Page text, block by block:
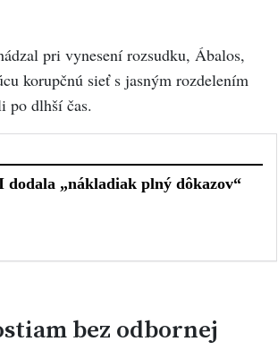
pri vynesení rozsudku, Ábalos,
korupčnú sieť s jasným rozdelením
po dlhší čas.
bez odbornej